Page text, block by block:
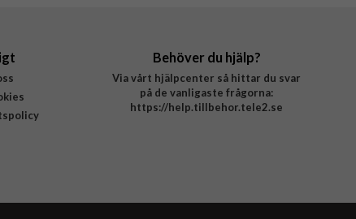
Behöver du hjälp?
Via vårt hjälpcenter så hittar du svar
på de vanligaste frågorna:
https://help.tillbehor.tele2.se